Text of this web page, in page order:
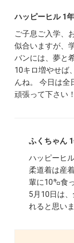
ハッピーヒル 1
ご子息ご入学、
似合いますが、
バンには、夢と
10キロ増やせば
んね。 今日は全
頑張って下さい！
ふくちゃん
ハッピーヒ
柔道着は産
輩に10㌔食
5月10日は
れると思いま